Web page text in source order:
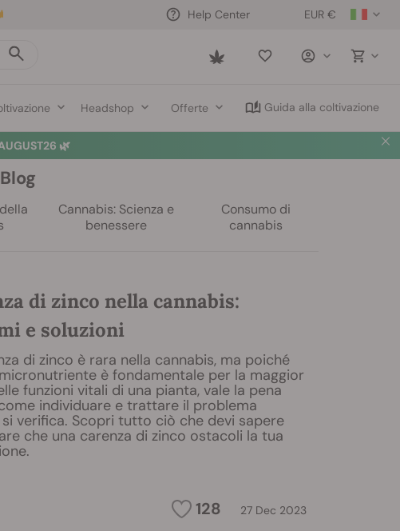
EUR €
Help Center
Saved
Headshop Offerte Guida alla coltivazione
🌿
Cannabis: Scienza e
benessere
Consumo di
cannabis
di zinco nella cannabis:
e soluzioni
di zinco è rara nella cannabis, ma poiché
è fondamentale per la maggior
funzioni vitali di una pianta, vale la pena
individuare e trattare il problema
verifica. Scopri tutto ciò che devi sapere
che una carenza di zinco ostacoli la tua
128 27 Dec 2023